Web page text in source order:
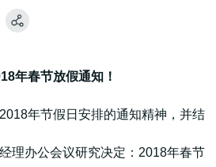
年春节放假通知！
年节假日安排的通知精神，并结
理办公会议研究决定：2018年春节